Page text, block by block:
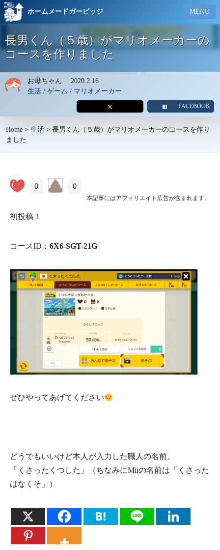
ホームメードガービッジ MENU
長男くん（５歳）がマリオメーカーの
コースを作りました
お母ちゃん 2020.2.16
生活 / ゲーム / マリオメーカー
FACEBOOK
Home > 生活 > 長男くん（５歳）がマリオメーカーのコースを作り
ました
本記事にはアフィリエイト広告が含まれます。
0 0
初投稿！
コースID： 6X6-SGT-21G
ぜひやってあげてください
どうでもいいけど本人が入力した職人の名前。
「くさったくつした」（ちなみにMiiの名前は「くさった
はなくそ」）